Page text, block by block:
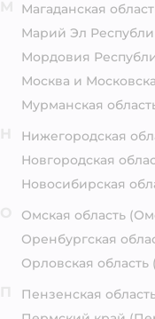
Магаданская
Марий Эл
Мордовия
Москва и
Мурманская
Нижегородская
Новгородская
Новосибирская
Омская область
Оренбургская
Орловская область
Пензенская